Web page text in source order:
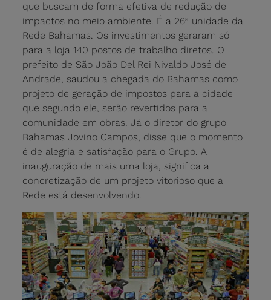
que buscam de forma efetiva de redução de
impactos no meio ambiente. É a 26ª unidade da
Rede Bahamas. Os investimentos geraram só
para a loja 140 postos de trabalho diretos. O
prefeito de São João Del Rei Nivaldo José de
Andrade, saudou a chegada do Bahamas como
projeto de geração de impostos para a cidade
que segundo ele, serão revertidos para a
comunidade em obras. Já o diretor do grupo
Bahamas Jovino Campos, disse que o momento
é de alegria e satisfação para o Grupo. A
inauguração de mais uma loja, significa a
concretização de um projeto vitorioso que a
Rede está desenvolvendo.